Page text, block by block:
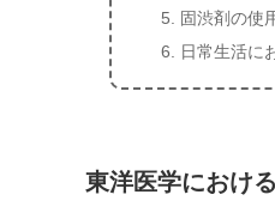
固渋剤の使
日常生活に
東洋医学におけ